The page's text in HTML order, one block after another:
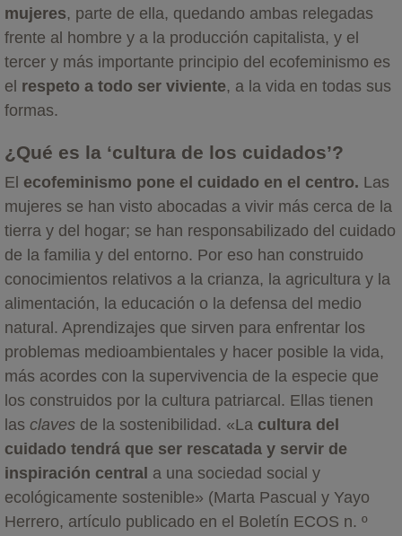
mujeres, parte de ella, quedando ambas relegadas
frente al hombre y a la producción capitalista, y el
tercer y más importante principio del ecofeminismo es
el respeto a todo ser viviente, a la vida en todas sus
formas.
¿Qué es la ‘cultura de los cuidados’?
El ecofeminismo pone el cuidado en el centro. Las
mujeres se han visto abocadas a vivir más cerca de la
tierra y del hogar; se han responsabilizado del cuidado
de la familia y del entorno. Por eso han construido
conocimientos relativos a la crianza, la agricultura y la
alimentación, la educación o la defensa del medio
natural. Aprendizajes que sirven para enfrentar los
problemas medioambientales y hacer posible la vida,
más acordes con la supervivencia de la especie que
los construidos por la cultura patriarcal. Ellas tienen
las claves de la sostenibilidad. «La cultura del
cuidado tendrá que ser rescatada y servir de
inspiración central a una sociedad social y
ecológicamente sostenible» (Marta Pascual y Yayo
Herrero, artículo publicado en el Boletín ECOS n. º